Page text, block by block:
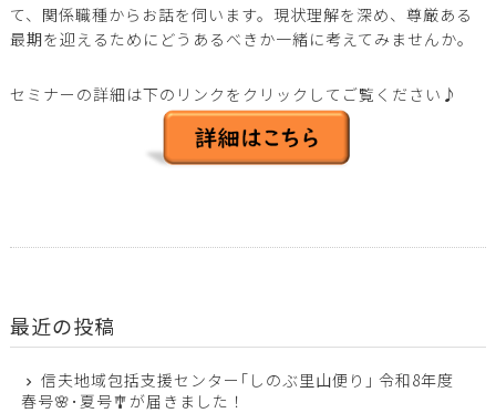
て、関係職種からお話を伺います。現状理解を深め、尊厳ある
最期を迎えるためにどうあるべきか一緒に考えてみませんか。
セミナーの詳細は下のリンクをクリックしてご覧ください♪
最近の投稿
信夫地域包括支援センター｢しのぶ里山便り｣ 令和8年度
春号🌸･夏号🎐が届きました！